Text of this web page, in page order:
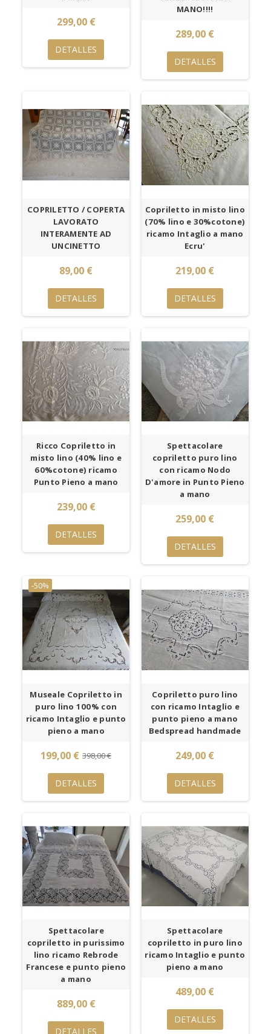
299,00 €
DETALLES
MANO!!!!
289,00 €
DETALLES
COPRILETTO / COPERTA
LAVORATO
INTERAMENTE AD
UNCINETTO
89,00 €
DETALLES
Copriletto in misto lino
(70% lino e 30%cotone)
ricamo Intaglio a mano
Ecru'
219,00 €
DETALLES
Ricco Copriletto in
misto lino (40% lino e
60%cotone) ricamo
Punto Pieno a mano
239,00 €
DETALLES
Spettacolare
copriletto puro lino
con ricamo Nodo
D'amore in Punto Pieno
a mano
259,00 €
DETALLES
-50%
Museale Copriletto in
puro lino 100% con
ricamo Intaglio e punto
pieno a mano
199,00 € 398,00 €
DETALLES
Copriletto puro lino
con ricamo Intaglio e
punto pieno a mano
Bedspread handmade
249,00 €
DETALLES
Spettacolare
copriletto in purissimo
lino ricamo Rebrode
Francese e punto pieno
a mano
889,00 €
DETALLES
Spettacolare
copriletto in puro lino
ricamo Intaglio e punto
pieno a mano
489,00 €
DETALLES